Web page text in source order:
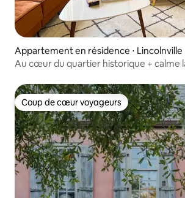
Appartement en résidence ⋅ Lincolnville
Au cœur du quartier historique + calme
Coup de cœur voyageurs
Coup de cœur voyageurs